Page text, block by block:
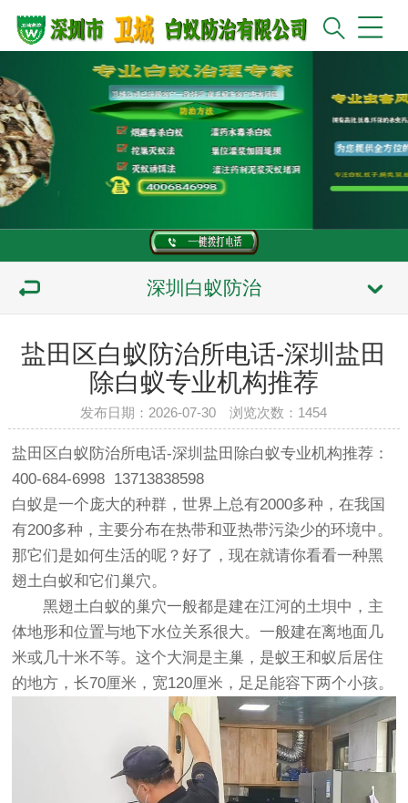
深圳白蚁防治
盐田区白蚁防治所电话-深圳盐田
除白蚁专业机构推荐
发布日期：2026-07-30 浏览次数： 1454
盐田区白蚁防治所电话-深圳盐田除白蚁专业机构推荐：
400-684-6998 13713838598
白蚁是一个庞大的种群，世界上总有2000多种，在我国
有200多种，主要分布在热带和亚热带污染少的环境中。
那它们是如何生活的呢？好了，现在就请你看看一种黑
翅土白蚁和它们巢穴。
黑翅土白蚁的巢穴一般都是建在江河的土垻中，主
体地形和位置与地下水位关系很大。一般建在离地面几
米或几十米不等。这个大洞是主巢，是蚁王和蚁后居住
的地方，长70厘米，宽120厘米，足足能容下两个小孩。